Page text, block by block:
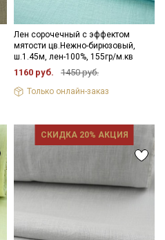
Лен сорочечный с эффектом
мятости цв.Нежно-бирюзовый,
ш.1.45м, лен-100%, 155гр/м.кв
1160 руб. 1450 руб.
Только онлайн-заказ
СКИДКА 20% АКЦИЯ